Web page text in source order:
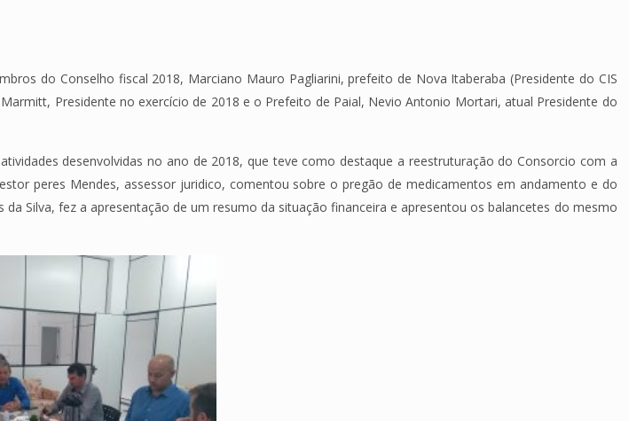
do Conselho fiscal 2018, Marciano Mauro Pagliarini, prefeito de Nova Itaberaba (Presidente do CIS
Presidente no exercício de 2018 e o Prefeito de Paial, Nevio Antonio Mortari, atual Presidente do
desenvolvidas no ano de 2018, que teve como destaque a reestruturação do Consorcio com a
peres Mendes, assessor juridico, comentou sobre o pregão de medicamentos em andamento e do
Silva, fez a apresentação de um resumo da situação financeira e apresentou os balancetes do mesmo